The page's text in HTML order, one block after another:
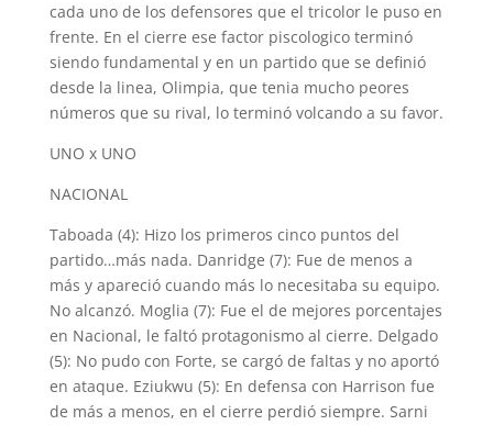
cada uno de los defensores que el tricolor le puso en
frente. En el cierre ese factor piscologico terminó
siendo fundamental y en un partido que se definió
desde la linea, Olimpia, que tenia mucho peores
números que su rival, lo terminó volcando a su favor.
UNO x UNO
NACIONAL
Taboada (4): Hizo los primeros cinco puntos del
partido…más nada. Danridge (7): Fue de menos a
más y apareció cuando más lo necesitaba su equipo.
No alcanzó. Moglia (7): Fue el de mejores porcentajes
en Nacional, le faltó protagonismo al cierre. Delgado
(5): No pudo con Forte, se cargó de faltas y no aportó
en ataque. Eziukwu (5): En defensa con Harrison fue
de más a menos, en el cierre perdió siempre. Sarni